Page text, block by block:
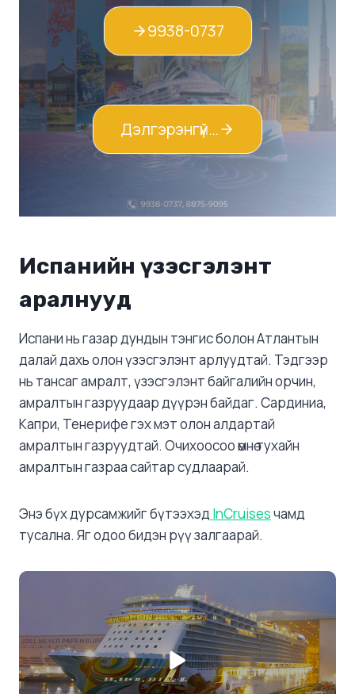
9938-0737
Дэлгэрэнгүй…
Испанийн үзэсгэлэнт
аралнууд
Испани нь газар дундын тэнгис болон Атлантын
далай дахь олон үзэсгэлэнт арлуудтай. Тэдгээр
нь тансаг амралт, үзэсгэлэнт байгалийн орчин,
амралтын газруудаар дүүрэн байдаг. Сардиниа,
Капри, Тенерифе гэх мэт олон алдартай
амралтын газруудтай. Очихоосоо өмнө тухайн
амралтын газраа сайтар судлаарай.
Энэ бүх дурсамжийг бүтээхэд InCruisesчамд
тусална. Яг одоо бидэн рүү залгаарай.